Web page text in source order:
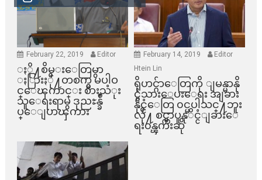
February 22, 2019 Editor
ႏို႔စိမ္းေတြမွာ
ႏြားႏို႔တစက္မွ မပါဝ
င္ေၾကာင္း စားသံုး
သူေရးရာမွ ဒုညႊန္ခ်ဳ
ပ္ေျပာၾကား
February 14, 2019
Editor
Htein Lin
ရိုဟင္ဂ်ာေတြကို ျမန္မာနို
င္ငံသားေပးေရး အျခား
နိုင္ငံေတြ ၀င္မပါသင္႔ဘူး
လို႔ စင္ကာပူနုိင္ငံျခားေ
ရး၀န္ၾကီးဆို